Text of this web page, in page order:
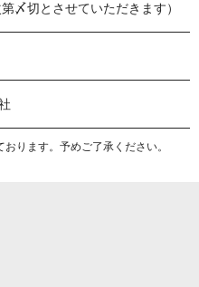
〆切とさせていただきます）
ります。予めご了承ください。